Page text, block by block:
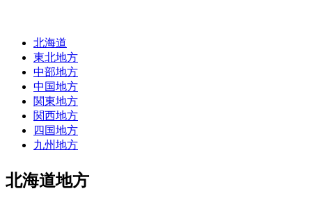
北海道
東北地方
中部地方
中国地方
関東地方
関西地方
四国地方
九州地方
北海道地方